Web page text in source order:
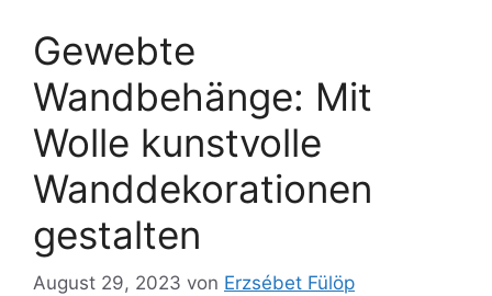
Gewebte
Wandbehänge: Mit
Wolle kunstvolle
Wanddekorationen
gestalten
August 29, 2023 von Erzsébet Fülöp